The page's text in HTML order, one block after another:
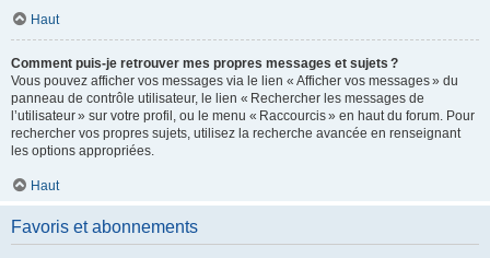
Haut
Comment puis-je retrouver mes propres messages et sujets ?
Vous pouvez afficher vos messages via le lien « Afficher vos messages » du
panneau de contrôle utilisateur, le lien « Rechercher les messages de
l’utilisateur » sur votre profil, ou le menu « Raccourcis » en haut du forum. Pour
rechercher vos propres sujets, utilisez la recherche avancée en renseignant
les options appropriées.
Haut
Favoris et abonnements